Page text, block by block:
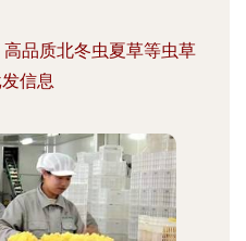
品质北冬虫夏草等虫草
信息